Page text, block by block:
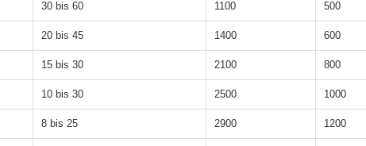
30 bis 60 1100 500
20 bis 45 1400 600
15 bis 30 2100 800
10 bis 30 2500 1000
8 bis 25 2900 1200